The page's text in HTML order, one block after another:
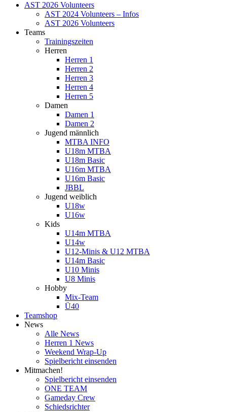
AST 2026 Volunteers
AST 2024 Volunteers – Infos
AST 2026 Volunteers
Teams
Trainingszeiten
Herren
Herren 1
Herren 2
Herren 3
Herren 4
Herren 5
Damen
Damen 1
Damen 2
Jugend männlich
MTBA INFO
U18m MTBA
U18m Basic
U16m MTBA
U16m Basic
JBBL
Jugend weiblich
U18w
U16w
Kids
U14m MTBA
U14w
U12-Minis & U12 MTBA
U14m Basic
U10 Minis
U8 Minis
Hobby
Mix-Team
Ü40
Teamshop
News
Alle News
Herren 1 News
Weekend Wrap-Up
Spielbericht einsenden
Mitmachen!
Spielbericht einsenden
ONE TEAM
Gameday Crew
Schiedsrichter